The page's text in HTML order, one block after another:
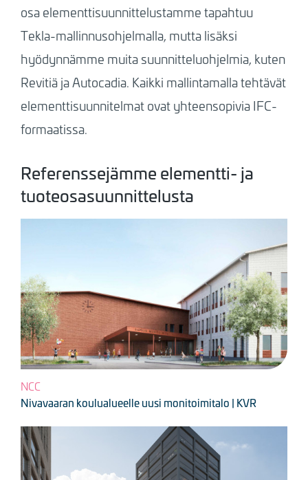
osa elementtisuunnittelustamme tapahtuu
Tekla-mallinnusohjelmalla, mutta lisäksi
hyödynnämme muita suunnitteluohjelmia, kuten
Revitiä ja Autocadia. Kaikki mallintamalla tehtävät
elementtisuunnitelmat ovat yhteensopivia IFC-
formaatissa.
Referenssejämme elementti- ja
tuoteosasuunnittelusta
NCC
Nivavaaran koulualueelle uusi monitoimitalo | KVR
Kuva